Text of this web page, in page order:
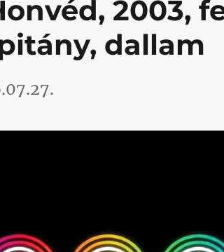
2003,
dallam